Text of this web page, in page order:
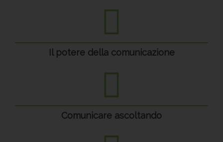
Il potere della comunicazione
Comunicare ascoltando